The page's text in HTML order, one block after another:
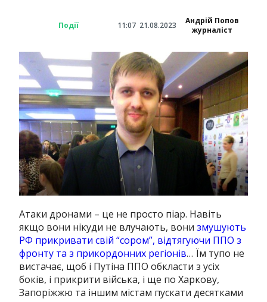
Події 11:07 21.08.2023
Андрій Попов
журналіст
Атаки дронами – це не просто піар. Навіть
якщо вони нікуди не влучають, вонизмушують
РФ прикривати свій “сором”, відтягуючи ППО з
фронту та з прикордонних регіонів… Їм тупо не
вистачає, щоб і Путіна ППО обкласти з усіх
боків, і прикрити війська, і ще по Харкову,
Запоріжжю та іншим містам пускати десятками